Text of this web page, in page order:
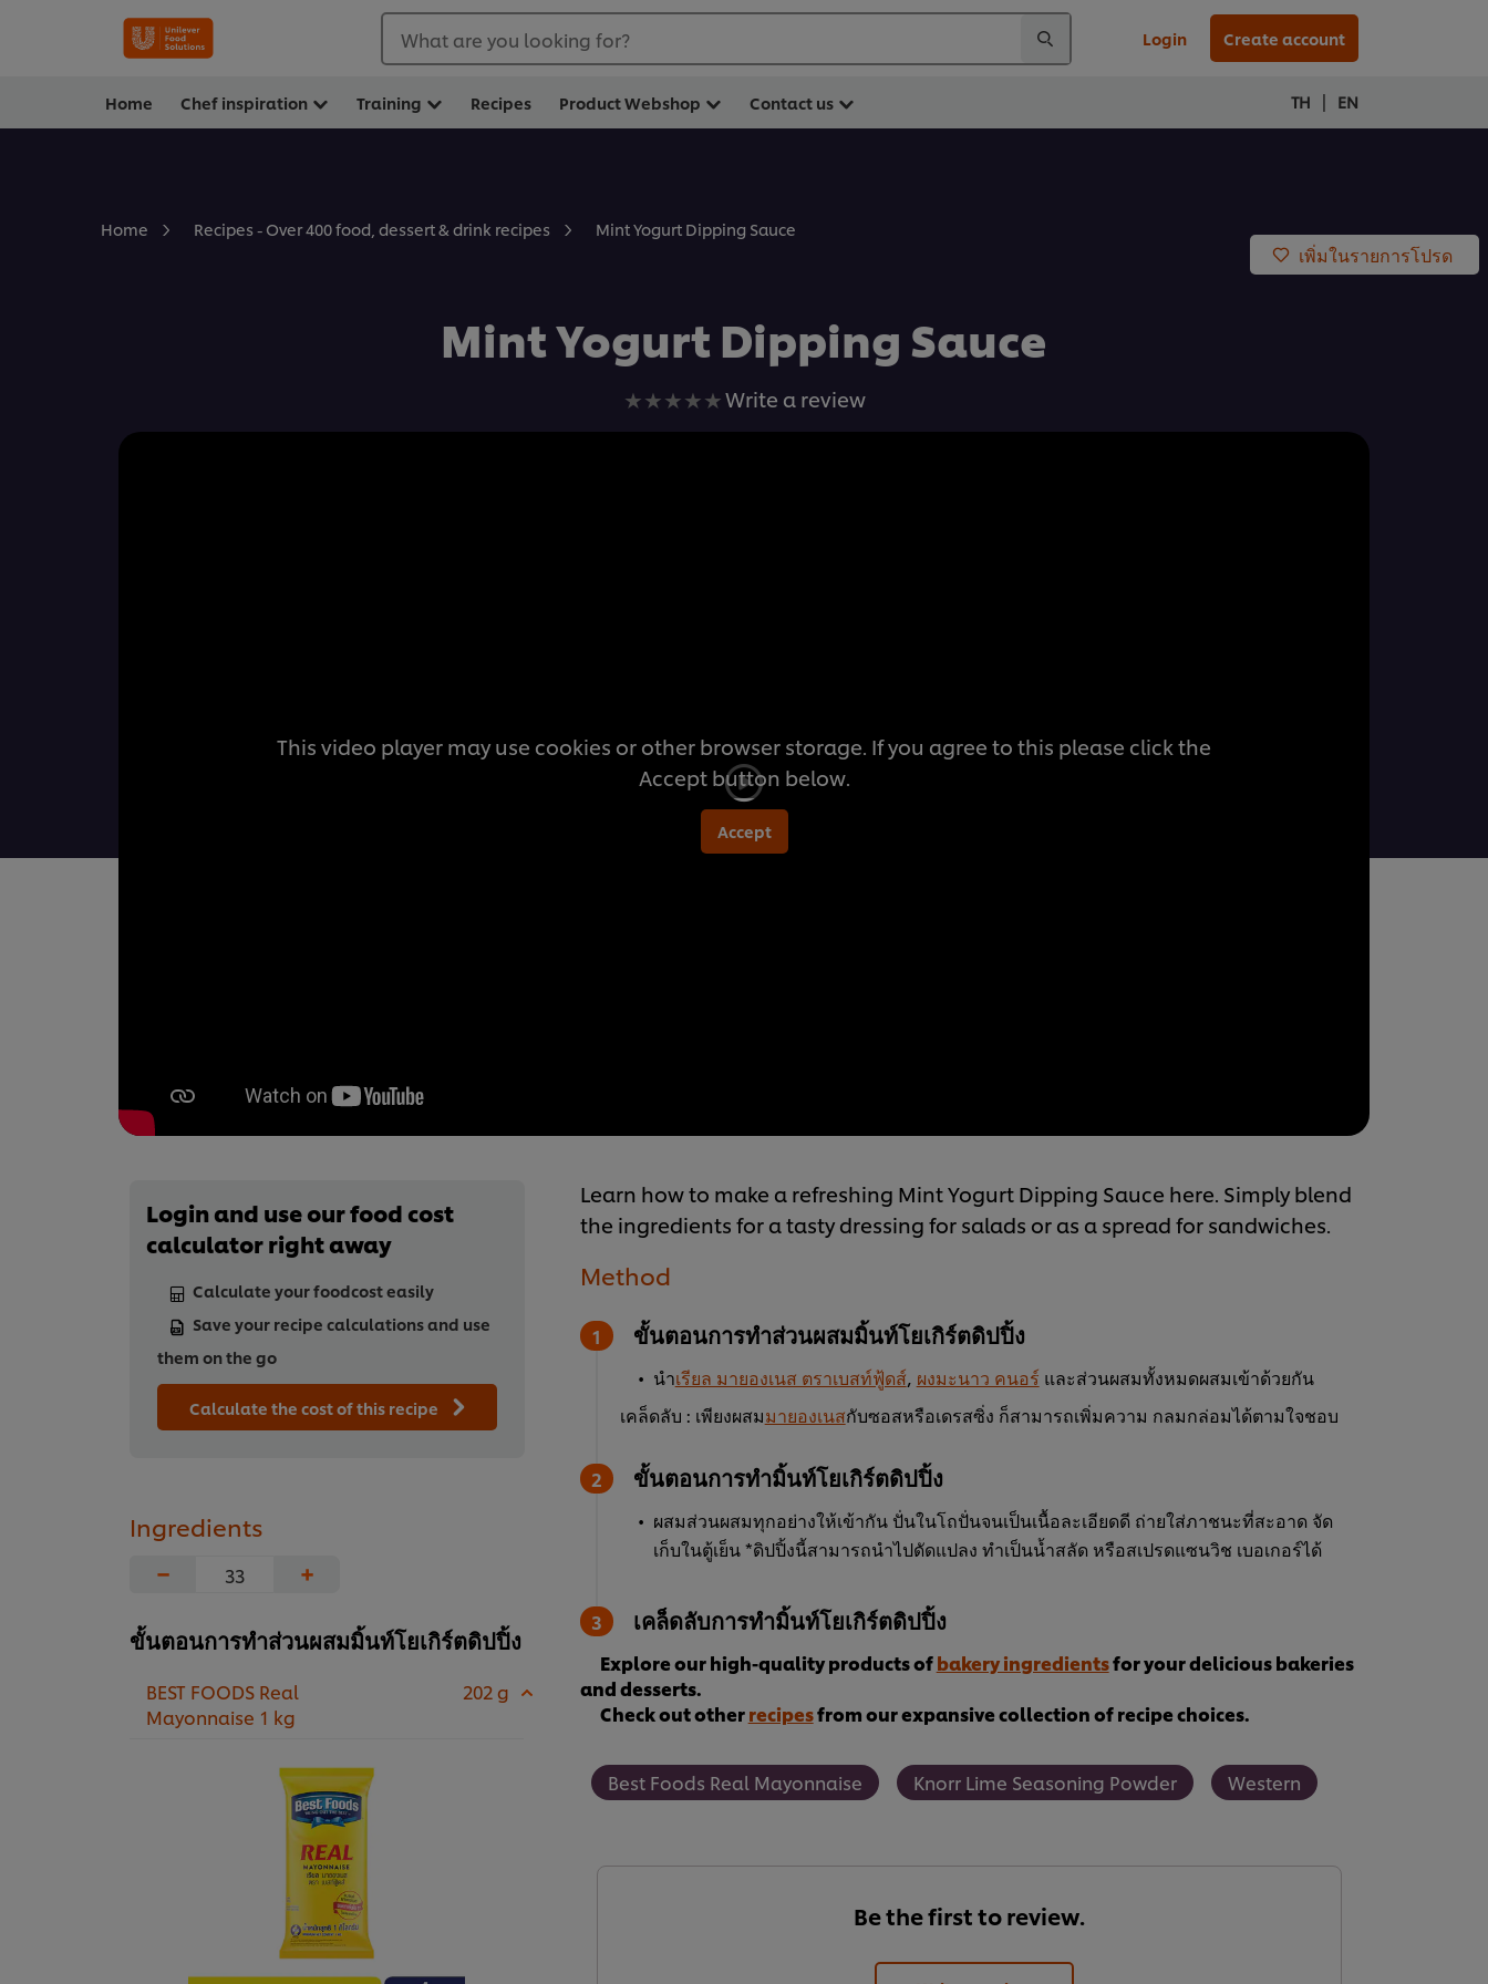
What are you looking for? Login Create account
Home Chef inspiration Training Recipes Product Webshop Contact us TH | EN
Home Recipes - Over 400 food, dessert & drink recipes Mint Yogurt Dipping Sauce
เพิ่มในรายการโปรด
Mint Yogurt Dipping Sauce
No
ratings
Write a review
This video player may use cookies or other browser storage. If you agree to this please click the
Accept button below.
Accept
Login and use our food cost
calculator right away
Calculate your foodcost easily
Save your recipe calculations and use
them on the go
Calculate the cost of this recipe
Ingredients
−
+
ขั้นตอนการทำส่วนผสมมิ้นท์โยเกิร์ตดิปปิ้ง
BEST FOODS Real
Mayonnaise 1 kg
202 g
Learn how to make a refreshing Mint Yogurt Dipping Sauce here. Simply blend
the ingredients for a tasty dressing for salads or as a spread for sandwiches.
Method
ขั้นตอนการทำส่วนผสมมิ้นท์โยเกิร์ตดิปปิ้ง
นำเรียล มายองเนส ตราเบสท์ฟู้ดส์, ผงมะนาว คนอร์ และส่วนผสมทั้งหมดผสมเข้าด้วยกัน
เคล็ดลับ : เพียงผสมมายองเนสกับซอสหรือเดรสซิ่ง ก็สามารถเพิ่มความ กลมกล่อมได้ตามใจชอบ
ขั้นตอนการทำมิ้นท์โยเกิร์ตดิปปิ้ง
ผสมส่วนผสมทุกอย่างให้เข้ากัน ปั่นในโถปั่นจนเป็นเนื้อละเอียดดี ถ่ายใส่ภาชนะที่สะอาด จัด
เก็บในตู้เย็น *ดิปปิ้งนี้สามารถนำไปดัดแปลง ทำเป็นน้ำสลัด หรือสเปรดแซนวิช เบอเกอร์ได้
เคล็ดลับการทำมิ้นท์โยเกิร์ตดิปปิ้ง
Explore our high-quality products ofbakery ingredientsfor your delicious bakeries
and desserts.
Check out otherrecipesfrom our expansive collection of recipe choices.
Best Foods Real Mayonnaise Knorr Lime Seasoning Powder Western
Be the first to review.